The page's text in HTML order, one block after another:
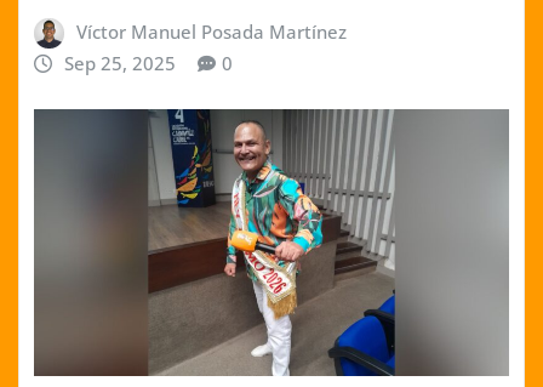
Víctor Manuel Posada Martínez
Sep 25, 2025
0